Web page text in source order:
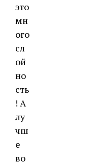
это
мн
ого
сл
ой
но
сть
! А
лу
чш
е
во